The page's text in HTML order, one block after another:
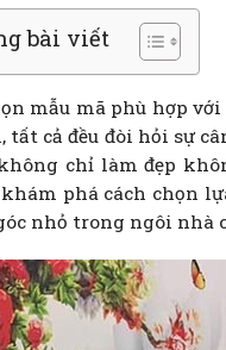
bài viết
mẫu mã phù hợp
tất cả đều đòi hỏi sự
chỉ làm đẹp
phá cách chọn
nhỏ trong ngôi nhà